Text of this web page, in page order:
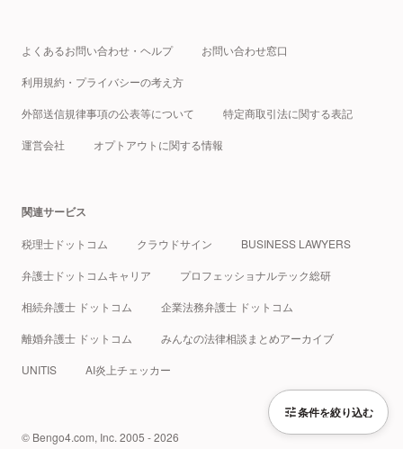
条件を絞り込む
よくあるお問い合わせ・ヘルプ お問い合わせ窓口
利用規約・プライバシーの考え方
外部送信規律事項の公表等について 特定商取引法に関する表記
運営会社 オプトアウトに関する情報
関連サービス
税理士ドットコム クラウドサイン BUSINESS LAWYERS
弁護士ドットコムキャリア プロフェッショナルテック総研
相続弁護士 ドットコム 企業法務弁護士 ドットコム
離婚弁護士 ドットコム みんなの法律相談まとめアーカイブ
UNITIS AI炎上チェッカー
© Bengo4.com, Inc. 2005 - 2026